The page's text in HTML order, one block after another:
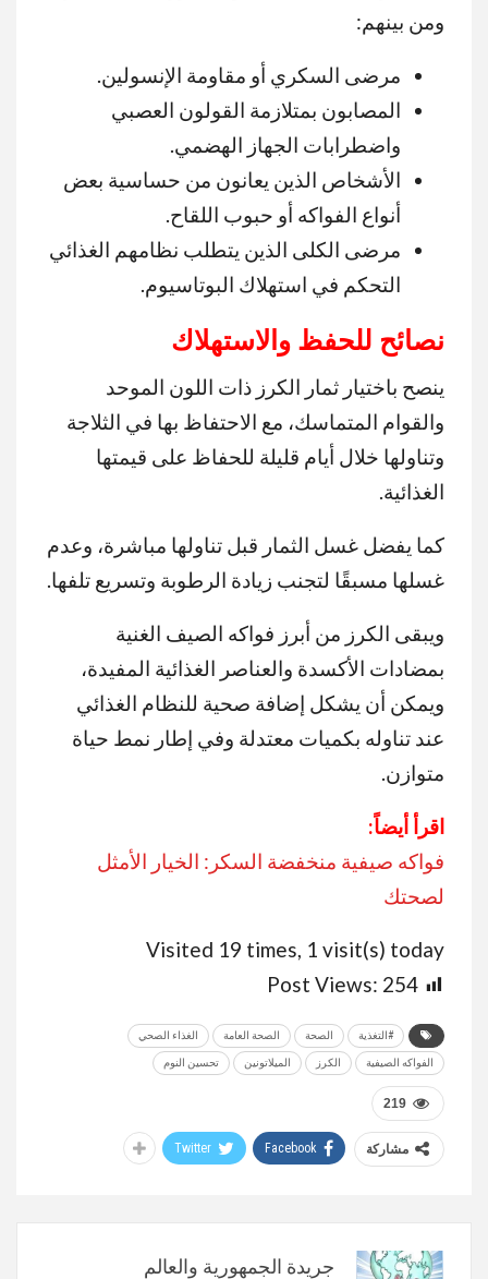
ومن بينهم:
مرضى السكري أو مقاومة الإنسولين.
المصابون بمتلازمة القولون العصبي
واضطرابات الجهاز الهضمي.
الأشخاص الذين يعانون من حساسية بعض
أنواع الفواكه أو حبوب اللقاح.
مرضى الكلى الذين يتطلب نظامهم الغذائي
التحكم في استهلاك البوتاسيوم.
نصائح للحفظ والاستهلاك
ينصح باختيار ثمار الكرز ذات اللون الموحد
والقوام المتماسك، مع الاحتفاظ بها في الثلاجة
وتناولها خلال أيام قليلة للحفاظ على قيمتها
الغذائية.
كما يفضل غسل الثمار قبل تناولها مباشرة، وعدم
غسلها مسبقًا لتجنب زيادة الرطوبة وتسريع تلفها.
ويبقى الكرز من أبرز فواكه الصيف الغنية
بمضادات الأكسدة والعناصر الغذائية المفيدة،
ويمكن أن يشكل إضافة صحية للنظام الغذائي
عند تناوله بكميات معتدلة وفي إطار نمط حياة
متوازن.
اقرأ أيضاً:
فواكه صيفية منخفضة السكر: الخيار الأمثل
لصحتك
Visited 19 times, 1 visit(s) today
Post Views: 254
#التغذية الصحة الصحة العامة الغذاء الصحي
الفواكه الصيفية الكرز الميلاتونين تحسين النوم
219
مشاركة Facebook
Twitter
جريدة الجمهورية والعالم